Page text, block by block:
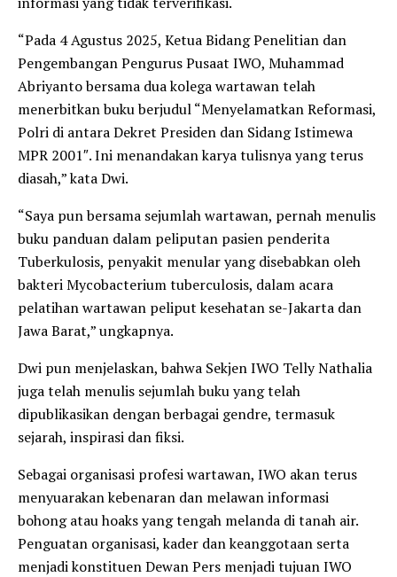
“Pada 4 Agustus 2025, Ketua Bidang Penelitian dan
Pengembangan Pengurus Pusaat IWO, Muhammad
Abriyanto bersama dua kolega wartawan telah
menerbitkan buku berjudul “Menyelamatkan Reformasi,
Polri di antara Dekret Presiden dan Sidang Istimewa
MPR 2001″. Ini menandakan karya tulisnya yang terus
diasah,” kata Dwi.
“Saya pun bersama sejumlah wartawan, pernah menulis
buku panduan dalam peliputan pasien penderita
Tuberkulosis, penyakit menular yang disebabkan oleh
bakteri Mycobacterium tuberculosis, dalam acara
pelatihan wartawan peliput kesehatan se-Jakarta dan
Jawa Barat,” ungkapnya.
Dwi pun menjelaskan, bahwa Sekjen IWO Telly Nathalia
juga telah menulis sejumlah buku yang telah
dipublikasikan dengan berbagai gendre, termasuk
sejarah, inspirasi dan fiksi.
Sebagai organisasi profesi wartawan, IWO akan terus
menyuarakan kebenaran dan melawan informasi
bohong atau hoaks yang tengah melanda di tanah air.
Penguatan organisasi, kader dan keanggotaan serta
menjadi konstituen Dewan Pers menjadi tujuan IWO